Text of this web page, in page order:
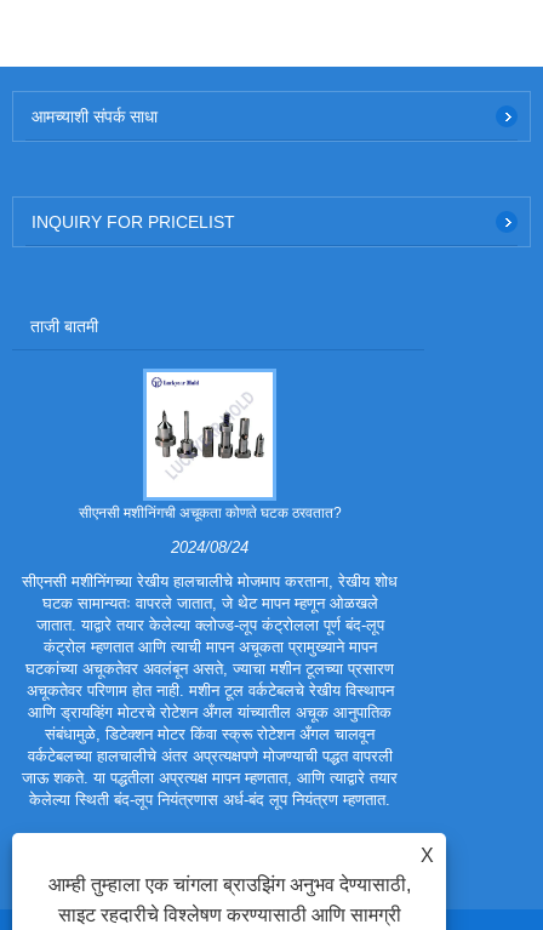
X
आम्ही तुम्हाला एक चांगला ब्राउझिंग अनुभव देण्यासाठी,
साइट रहदारीचे विश्लेषण करण्यासाठी आणि सामग्री
आमच्याशी संपर्क साधा
INQUIRY FOR PRICELIST
ताजी बातमी
सीएनसी मशीनिंगची अचूकता कोणते घटक ठरवतात?
2024/08/24
सीएनसी मशीनिंगच्या रेखीय हालचालीचे मोजमाप करताना, रेखीय शोध
घटक सामान्यतः वापरले जातात, जे थेट मापन म्हणून ओळखले
जातात. याद्वारे तयार केलेल्या क्लोज्ड-लूप कंट्रोलला पूर्ण बंद-लूप
कंट्रोल म्हणतात आणि त्याची मापन अचूकता प्रामुख्याने मापन
घटकांच्या अचूकतेवर अवलंबून असते, ज्याचा मशीन टूलच्या प्रसारण
अचूकतेवर परिणाम होत नाही. मशीन टूल वर्कटेबलचे रेखीय विस्थापन
आणि ड्रायव्हिंग मोटरचे रोटेशन अँगल यांच्यातील अचूक आनुपातिक
संबंधामुळे, डिटेक्शन मोटर किंवा स्क्रू रोटेशन अँगल चालवून
वर्कटेबलच्या हालचालीचे अंतर अप्रत्यक्षपणे मोजण्याची पद्धत वापरली
जाऊ शकते. या पद्धतीला अप्रत्यक्ष मापन म्हणतात, आणि त्याद्वारे तयार
केलेल्या स्थिती बंद-लूप नियंत्रणास अर्ध-बंद लूप नियंत्रण म्हणतात.